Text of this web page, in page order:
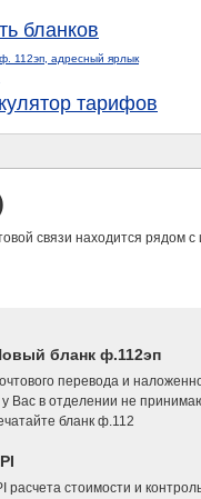
бланков
112эп, адресный ярлык
тарифов
связи находится рядом с
бланк ф.112эп
перевода и
Вас в отделении не
бланк ф.112
расчета стоимости и